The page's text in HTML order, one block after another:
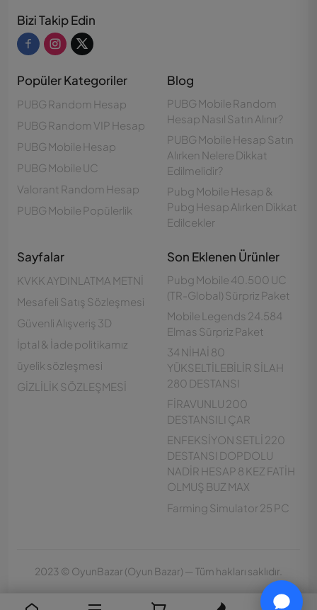
Bizi Takip Edin
Popüler Kategoriler
PUBG Random Hesap
PUBG Random VIP Hesap
PUBG Mobile Hesap
PUBG Mobile UC
Valorant Random Hesap
PUBG Mobile Popülerlik
Blog
PUBG Mobile Random
Hesap Nasıl Satın Alınır?
PUBG Mobile Hesap Satın
Alırken Nelere Dikkat
Edilmelidir?
Pubg Mobile Hesap &
Pubg Hesap Alırken Dikkat
Edilcekler
Sayfalar
KVKK AYDINLATMA METNİ
Mesafeli Satış Sözleşmesi
Güvenli Alışveriş 3D
İptal & İade politikamız
üyelik sözleşmesi
GİZLİLİK SÖZLEŞMESİ
Son Eklenen Ürünler
Pubg Mobile 40.500 UC
(TR-Global) Sürpriz Paket
Mobile Legends 24.584
Elmas Sürpriz Paket
34 NİHAİ 80
YÜKSELTİLEBİLİR SİLAH
280 DESTANSI
FİRAVUNLU 200
DESTANSILI ÇAR
ENFEKSİYON SETLİ 220
DESTANSI DOPDOLU
NADİR HESAP 8 KEZ FATİH
OLMUŞ BUZ MAX
Farming Simulator 25 PC
2023 © OyunBazar (Oyun Bazar) — Tüm hakları saklıdır.